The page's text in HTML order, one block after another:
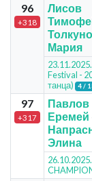
96
+318
Лисов
Мария
Festival -
танца)
4 /
97
+317
Павлов
Еремей
Элина